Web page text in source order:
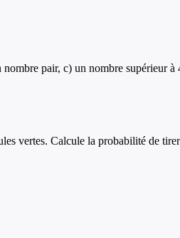
pair, c) un nombre supérieur à
vertes. Calcule la probabilité de